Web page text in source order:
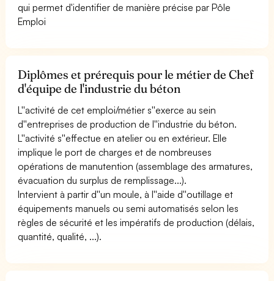
qui permet d'identifier de manière précise par Pôle
Emploi
Diplômes et prérequis pour le métier de Chef
d'équipe de l'industrie du béton
L''activité de cet emploi/métier s''exerce au sein
d''entreprises de production de l''industrie du béton.
L''activité s''effectue en atelier ou en extérieur. Elle
implique le port de charges et de nombreuses
opérations de manutention (assemblage des armatures,
évacuation du surplus de remplissage...).
Intervient à partir d''un moule, à l''aide d''outillage et
équipements manuels ou semi automatisés selon les
règles de sécurité et les impératifs de production (délais,
quantité, qualité, ...).